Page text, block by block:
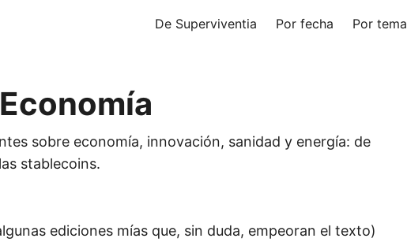
De Superviventia Por fecha Por tema
sobre economía, innovación, sanidad y energía: de
stablecoins.
ediciones mías que, sin duda, empeoran el texto)